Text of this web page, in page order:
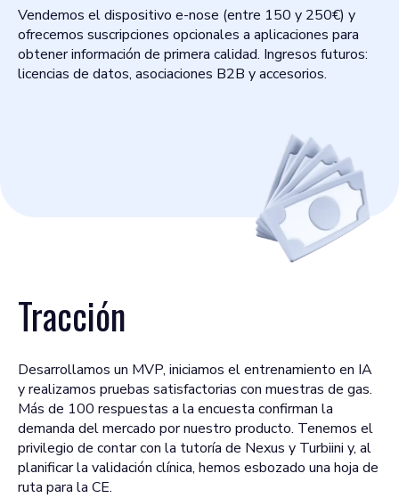
Vendemos el dispositivo e-nose (entre 150 y 250€) y
ofrecemos suscripciones opcionales a aplicaciones para
obtener información de primera calidad. Ingresos futuros:
licencias de datos, asociaciones B2B y accesorios.
Tracción
Desarrollamos un MVP, iniciamos el entrenamiento en IA
y realizamos pruebas satisfactorias con muestras de gas.
Más de 100 respuestas a la encuesta confirman la
demanda del mercado por nuestro producto. Tenemos el
privilegio de contar con la tutoría de Nexus y Turbiini y, al
planificar la validación clínica, hemos esbozado una hoja de
ruta para la CE.